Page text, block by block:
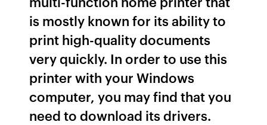
is mostly known for its ability to
print high-quality documents
very quickly. In order to use this
printer with your Windows
computer, you may find that you
need to download its drivers.